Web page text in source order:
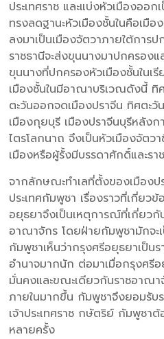
ประเทศราช และแบ่งหัวเมืองออ
ทรงลดฐานะหัวเมืองชั้นในคือเมื
ลงมาเป็นเมืองจัตวาภายใต้การ
ราชธานีจะส่งขุนนางมาปกครอง
ขุนนางที่ปกครองหัวเมืองชั้นในเ
เมืองชั้นในมีอาณาบริเวณดังนี้ ทิ
ตะวันออกจดเมืองปราจีน ทิศตะ
เมืองกุยบุรี เมืองปราจีนบุรีหลังก
ไตรโลกนาถ จึงเป็นหัวเมืองจัตว
เมืองหรือผู้รั้งมีบรรดาศักดิ์และร
จากลักษณะทำเลที่ตั้งของเมือง
ประเทศกัมพูชา เรื่องราวที่เกี่ยว
อยุธยาจึงเป็นเหตุการณ์ที่เกี่ยวกั
อาณาจักร โดยฝ่ายกัมพูชามักจะ
กัมพูชาเห็นว่ากรุงศรีอยุธยาเป็น
อำนาจมากนัก ต่อมาเมื่อกรุงศรี
มั่นคงและขณะเดียวกันราชอาณ
ภายในมากขึ้น กัมพูชาจึงยอมรับ
เจ้าประเทศราช กษัตริย์ กัมพูชา
หลายครั้ง